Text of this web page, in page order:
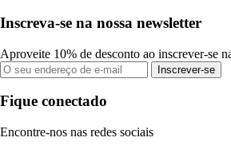
Inscreva-se na nossa newsletter
Aproveite 10% de desconto ao inscrever-se
Inscrever-se
Fique conectado
Encontre-nos nas redes sociais